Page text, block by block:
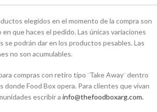
elegidos en el momento de la compra son
que haces el pedido. Las únicas variaciones
se podrán dar en los productos pesables. Las
no son acumulables.
compras con retiro tipo ¨Take Away¨ dentro
donde Food Box opera. Para clientes que vivan
escribir a info@thefoodboxarg.com.